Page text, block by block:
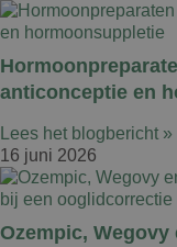
anticonceptie en
Lees het blogbericht »
16 juni 2026
Ozempic,